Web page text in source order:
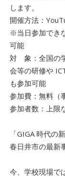
します。
開催方法：
※当日参加でき
可能
対 象：全国の
会等の研修や
も参加可能
参加費：無料（
参加者数：上限
「GIGA 時代
春日井市の最新
今、学校現場で